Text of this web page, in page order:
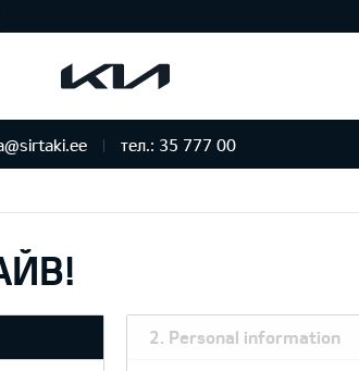
тел.: 35 777 00
2. Personal information